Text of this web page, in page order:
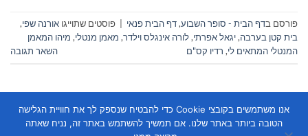
פורסם בדף הבית - סופר השבוע,דף הבית פנאי פוסטים שתוייגו אורנה שפי,
בית קטן בערבה,יגאל אפרתי,לורה אינגלס וילדר, מאמן מנטלי, מיהו המאמן
המנטלי המתאים לי, רדיו קס"ם השאר תגובה
אנו משתמשים בקובצי Cookie כדי להבטיח שנספק לך את חוויית הגלישה
הטובה ביותר באתר שלנו. אם תמשיך להשתמש באתר זה, נניח שאתה